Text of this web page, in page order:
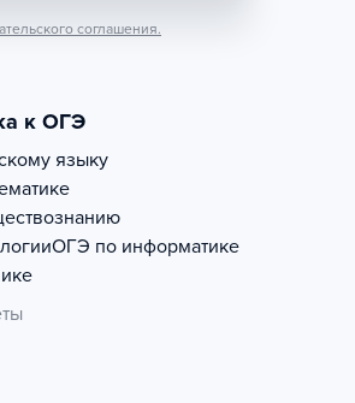
соглашения.
к ОГЭ
языку
ОГЭ по информатике